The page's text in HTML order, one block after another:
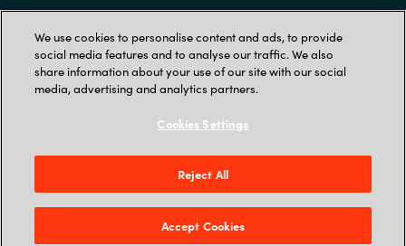
Conditions Générales de Ventes
7 Avenue de la Cristallerie - Crisco Duo - 92310
We use cookies to personalise content and ads, to provide
social media features and to analyse our traffic. We also
share information about your use of our site with our social
media, advertising and analytics partners.
Cookies Settings
Reject All
Accept Cookies